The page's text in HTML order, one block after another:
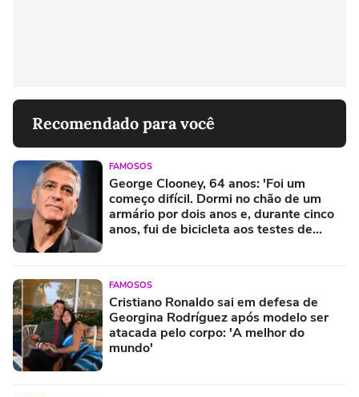
Recomendado para você
FAMOSOS
George Clooney, 64 anos: 'Foi um
começo difícil. Dormi no chão de um
armário por dois anos e, durante cinco
anos, fui de bicicleta aos testes de
FAMOSOS
Cristiano Ronaldo sai em defesa de
Georgina Rodríguez após modelo ser
atacada pelo corpo: 'A melhor do
mundo'